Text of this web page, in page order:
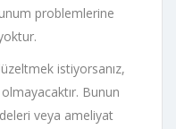
problemlerine
istiyorsanız,
Bunun
veya ameliyat